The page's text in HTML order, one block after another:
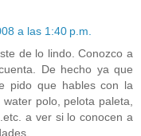
a las 1:40 p.m.
de lo lindo. Conozco a
De hecho ya que
pido que hables con la
polo, pelota paleta,
a ver si lo conocen a